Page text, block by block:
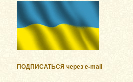
ПОДПИСАТЬСЯ через e-mail